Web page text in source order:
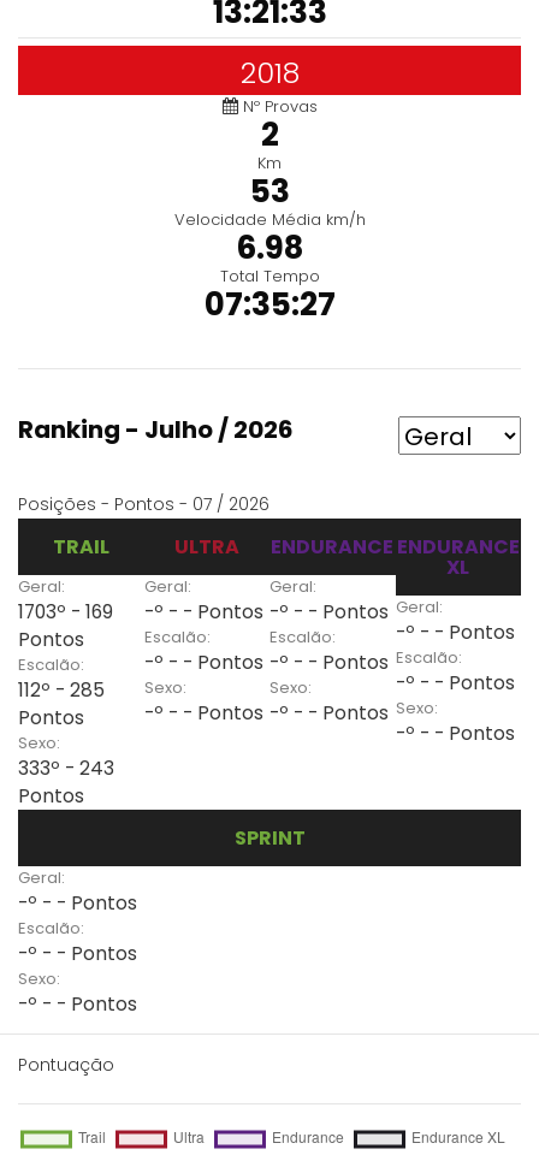
13:21:33
2018
Nº Provas
2
Km
53
Velocidade Média km/h
6.98
Total Tempo
07:35:27
Ranking - Julho / 2026
Posições - Pontos - 07 / 2026
TRAIL
Geral:
1703º - 169
Pontos
Escalão:
112º - 285
Pontos
Sexo:
333º - 243
Pontos
ULTRA
Geral:
-º - - Pontos
Escalão:
-º - - Pontos
Sexo:
-º - - Pontos
ENDURANCE
Geral:
-º - - Pontos
Escalão:
-º - - Pontos
Sexo:
-º - - Pontos
ENDURANCE
XL
Geral:
-º - - Pontos
Escalão:
-º - - Pontos
Sexo:
-º - - Pontos
SPRINT
Geral:
-º - - Pontos
Escalão:
-º - - Pontos
Sexo:
-º - - Pontos
Pontuação